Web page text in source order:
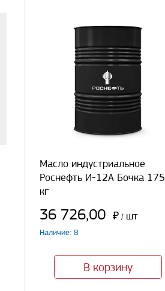
Масло индустриальное
Роснефть И-12А Бочка 175
кг
36 726,00 ₽ / шт
Наличие: 8
В корзину